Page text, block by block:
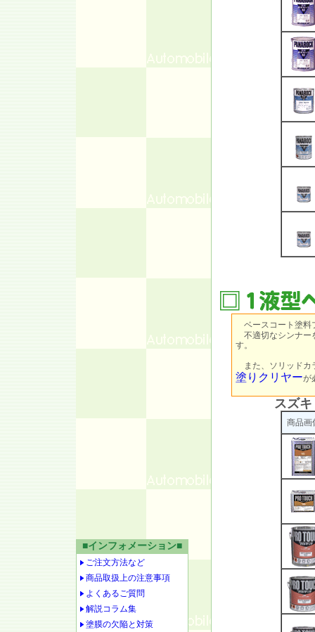
ベースコート塗料
不適切なシンナー
す。
また、ソリッドカ
塗りクリヤーが
スズ
商品画
■インフォメーション■
ご注文方法など
商品取扱上の注意事項
よくあるご質問
解説コラム集
塗膜の欠陥と対策